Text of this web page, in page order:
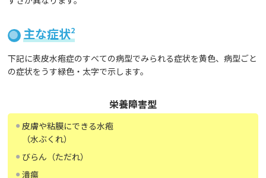
主な症状2
下記に表皮水疱症のすべての病型でみられる症状を黄色、病型ごと
の症状をうす緑色・太字で示します。
栄養障害型
皮膚や粘膜にできる水疱
（水ぶくれ）
びらん（ただれ）
潰瘍